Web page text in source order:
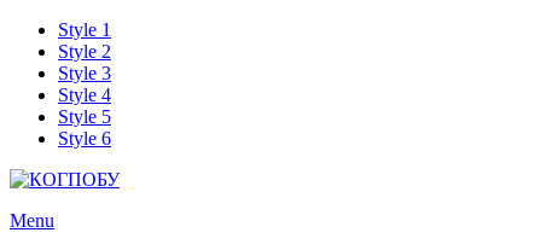
Style 1
Style 2
Style 3
Style 4
Style 5
Style 6
Menu